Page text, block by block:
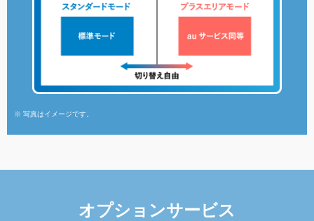
※ 写真はイメージです。
オプションサービス